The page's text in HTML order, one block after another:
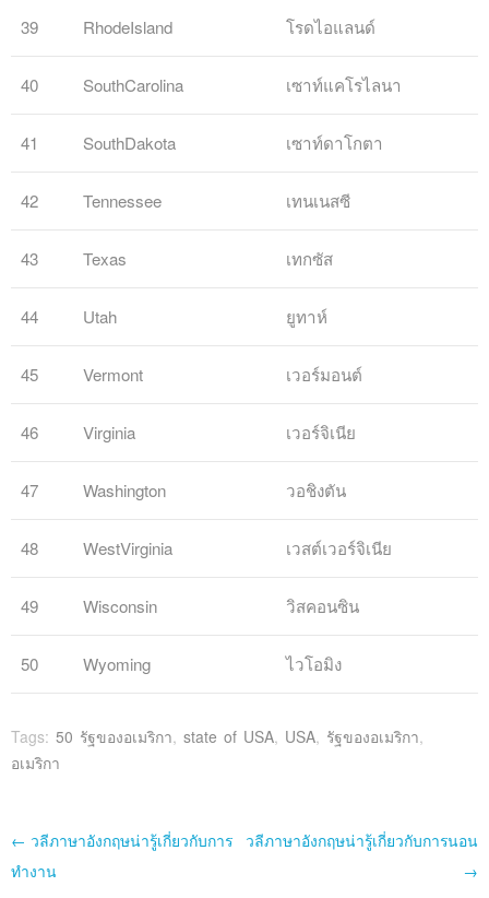
39 RhodeIsland โรดไอแลนด์
40 SouthCarolina เซาท์แคโรไลนา
41 SouthDakota เซาท์ดาโกตา
42 Tennessee เทนเนสซี
43 Texas เทกซัส
44 Utah ยูทาห์
45 Vermont เวอร์มอนต์
46 Virginia เวอร์จิเนีย
47 Washington วอชิงตัน
48 WestVirginia เวสต์เวอร์จิเนีย
49 Wisconsin วิสคอนซิน
50 Wyoming ไวโอมิง
Tags: 50 รัฐของอเมริกา, state of USA, USA, รัฐของอเมริกา,
อเมริกา
Post navigation
← วลีภาษาอังกฤษน่ารู้เกี่ยวกับการ
ทำงาน
วลีภาษาอังกฤษน่ารู้เกี่ยวกับการนอน
→